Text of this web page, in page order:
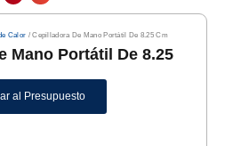
Calor / Cepilladora De Mano Portátil De 8.25 Cm
Mano Portátil De 8.25
al Presupuesto